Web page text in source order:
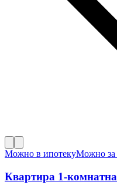
Можно в ипотекуМожно за
Квартира 1-